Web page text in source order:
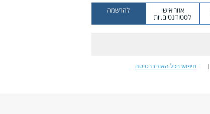
אזור אישי
לסטודנטים.יות
להרשמה
חיפוש בכל האוניברסיטה